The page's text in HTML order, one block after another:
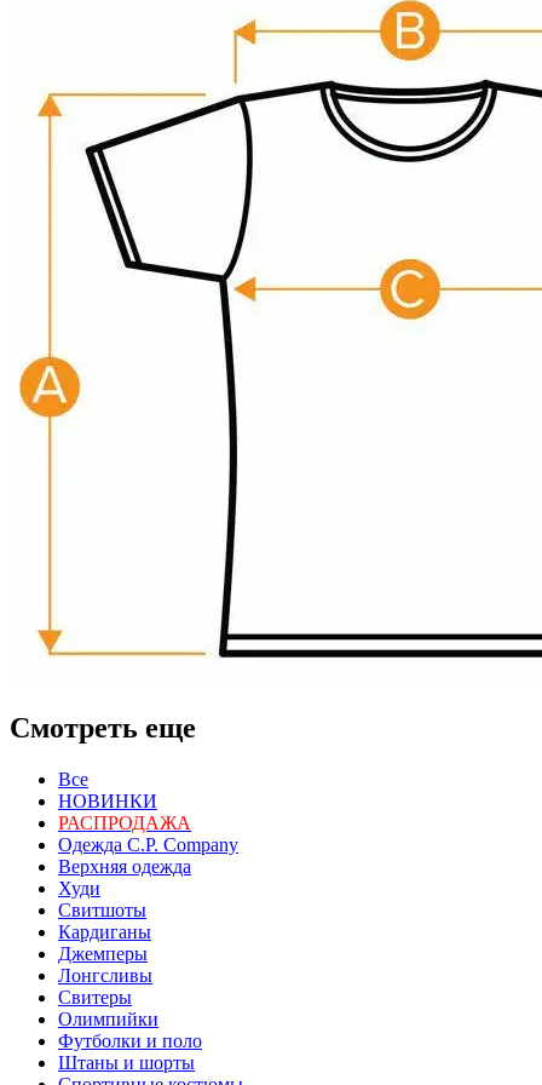
Смотреть еще
Все
НОВИНКИ
РАСПРОДАЖА
Одежда C.P. Сompany
Верхняя одежда
Худи
Свитшоты
Кардиганы
Джемперы
Лонгсливы
Свитеры
Олимпийки
Футболки и поло
Штаны и шорты